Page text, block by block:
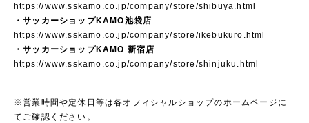
https://www.sskamo.co.jp/company/store/shibuya.html
・サッカーショップKAMO池袋店
https://www.sskamo.co.jp/company/store/ikebukuro.html
・サッカーショップKAMO 新宿店
https://www.sskamo.co.jp/company/store/shinjuku.html
※営業時間や定休日等は各オフィシャルショップのホームページに
てご確認ください。